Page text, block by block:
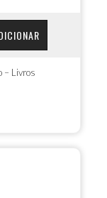
– Livros